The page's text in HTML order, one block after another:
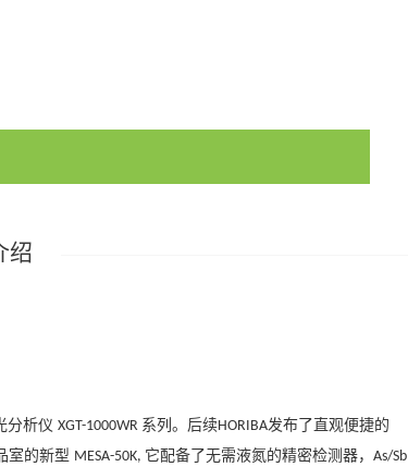
绍
分析仪 XGT-1000WR 系列。 后续HORIBA发布了直观便捷的
室的新型 MESA-50K, 它配备了无需液氮的精密检测器， As/Sb